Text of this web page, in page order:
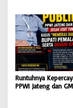
Runtuhnya
PPWI Jateng dan